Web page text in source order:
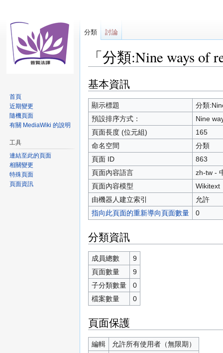
「分類:Nine ways of
跳
至
導
覽
跳
至
搜
尋
基本資訊
顯示標題
分類
預設排序方式：
Nine
頁面長度 (位元組)
165
命名空間
分類
頁面 ID
863
頁面內容語言
zh-tw -
頁面內容模型
Wikitext
由機器人建立索引
允許
指向此頁面的重新導向頁面數量
0
分類資訊
成員總數
9
頁面數量
9
子分類數量
0
檔案數量
0
頁面保護
編輯
允許所有使用者（無限期）
分類 討論
首頁
近期變更
隨機頁面
有關 MediaWiki 的說明
工具
連結至此的頁面
相關變更
特殊頁面
頁面資訊